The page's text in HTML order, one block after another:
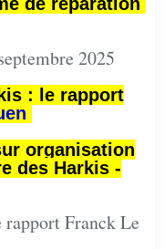
2025
: le rapport
organisation
des Harkis -
Franck Le